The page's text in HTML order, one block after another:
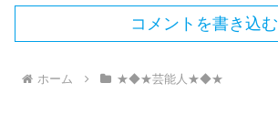
コメントを書き込む
ホーム ★◆★芸能人★◆★